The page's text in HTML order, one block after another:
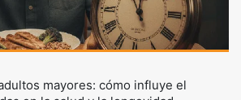
mayores: cómo influye el